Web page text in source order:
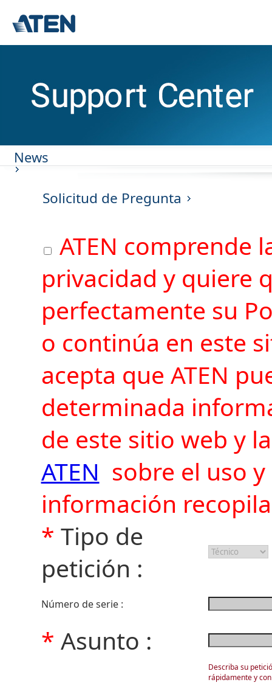
News
Solicitud de Pregunta
ATEN comprende
privacidad y quiere
perfectamente su
o continúa en este
acepta que ATEN
determinada
de este sitio web y
ATEN sobre el uso
información
* Tipo de
petición :
Número de serie :
* Asunto :
Describa su
rápidamente y